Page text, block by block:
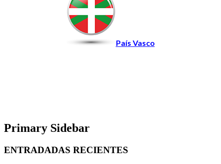
País Vasco
Primary Sidebar
ENTRADADAS RECIENTES